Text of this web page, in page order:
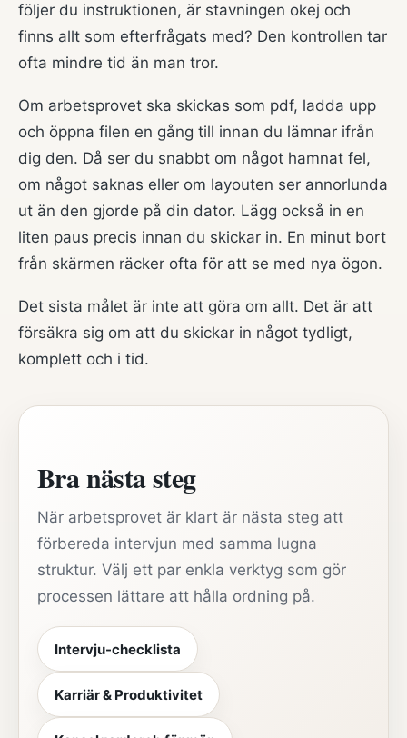
följer du instruktionen, är stavningen okej och
finns allt som efterfrågats med? Den kontrollen tar
ofta mindre tid än man tror.
Om arbetsprovet ska skickas som pdf, ladda upp
och öppna filen en gång till innan du lämnar ifrån
dig den. Då ser du snabbt om något hamnat fel,
om något saknas eller om layouten ser annorlunda
ut än den gjorde på din dator. Lägg också in en
liten paus precis innan du skickar in. En minut bort
från skärmen räcker ofta för att se med nya ögon.
Det sista målet är inte att göra om allt. Det är att
försäkra sig om att du skickar in något tydligt,
komplett och i tid.
Bra nästa steg
När arbetsprovet är klart är nästa steg att
förbereda intervjun med samma lugna
struktur. Välj ett par enkla verktyg som gör
processen lättare att hålla ordning på.
Intervju-checklista
Karriär & Produktivitet